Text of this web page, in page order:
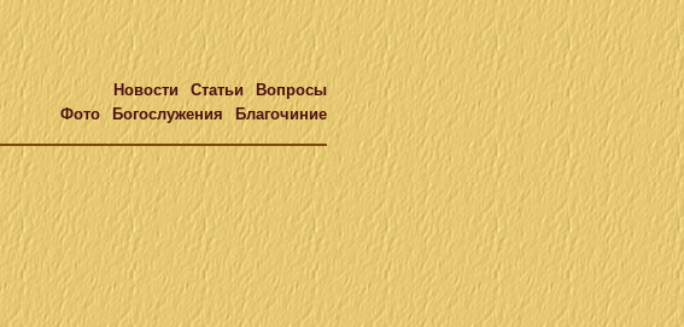
Новости Статьи
Вопросы
Фото
Богослужения Благочиние